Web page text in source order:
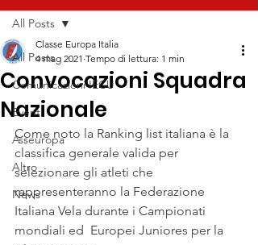
All Posts
Comunicazioni IECU
Eventi
Asseuropa
Altro
News
All Posts
Convocazioni Squadra
Nazionale
Classe Europa Italia
4 mag 2021 Tempo di lettura: 1 min
Come noto la Ranking list italiana è la
classifica generale valida per
selezionare gli atleti che
rappresenteranno la Federazione
Italiana Vela durante i Campionati
mondiali ed  Europei Juniores per la